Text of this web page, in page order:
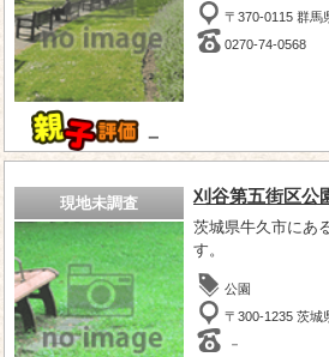
－
〒370-0115 群馬
0270-74-0568
現地未調査 刈谷第五街区公
茨城県牛久市にあ
す。
公園
〒300-1235 茨城
－